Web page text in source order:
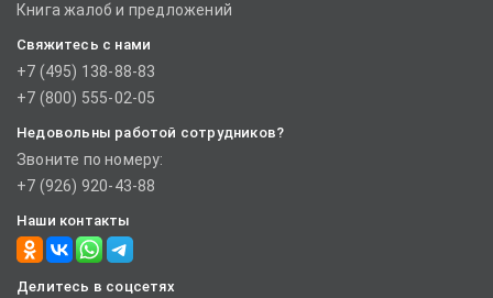
Книга жалоб и предложений
Свяжитесь с нами
+7 (495) 138-88-83
+7 (800) 555-02-05
Недовольны работой сотрудников?
Звоните по номеру:
+7 (926) 920-43-88
Наши контакты
Делитесь в соцсетях